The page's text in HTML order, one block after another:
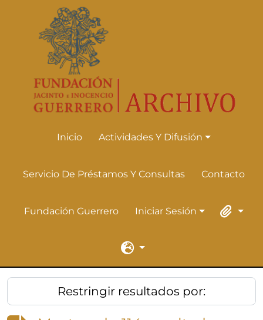
Skip to main content
Inicio Actividades Y Difusión
Actividades Y Difusión
Servicio De Préstamos Y Consultas Contacto
Fundación Guerrero Iniciar Sesión
Iniciar Sesión
Idioma
Restringir resultados por: